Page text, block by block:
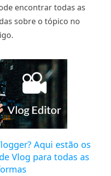
encontrar todas as
sobre o tópico no
Aqui estão os
Vlog para todas as